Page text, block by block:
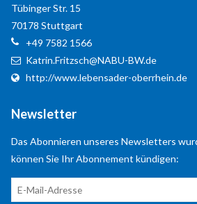
Tübinger Str. 15
70178 Stuttgart
+49 7582 1566
Katrin.Fritzsch@NABU-BW.de
http://www.lebensader-oberrhein.de
Newsletter
Das Abonnieren unseres Newsletters
können Sie Ihr Abonnement kündigen: